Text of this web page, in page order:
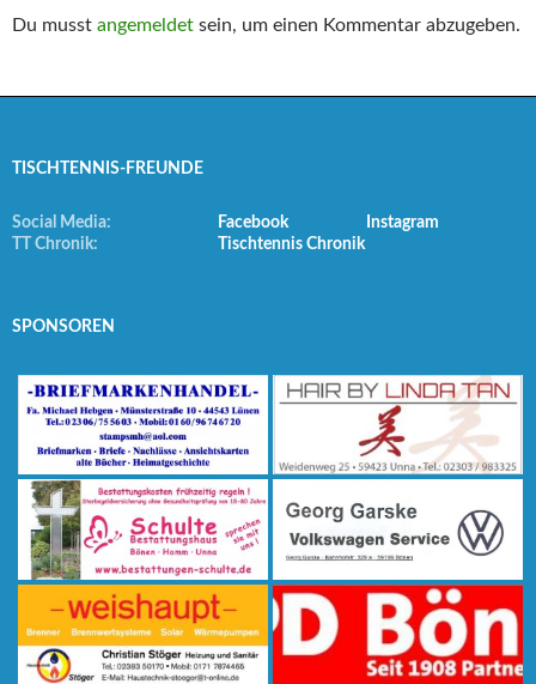
Du musst angemeldet sein, um einen Kommentar abzugeben.
TISCHTENNIS-FREUNDE
Social Media: Facebook
Instagram
TT Chronik:
Tischtennis Chronik
SPONSOREN